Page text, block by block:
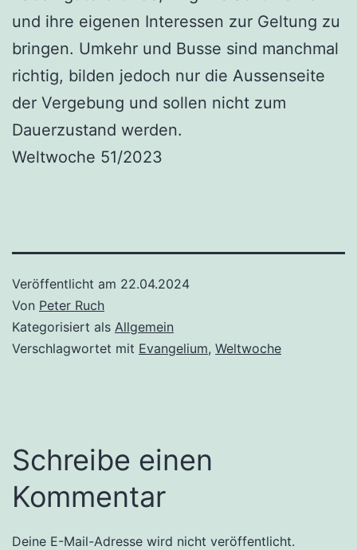
und ihre eigenen Interessen zur Geltung zu
bringen. Umkehr und Busse sind manchmal
richtig, bilden jedoch nur die Aussenseite
der Vergebung und sollen nicht zum
Dauerzustand werden.
Weltwoche 51/2023
Veröffentlicht am 22.04.2024
Von Peter Ruch
Kategorisiert als Allgemein
Verschlagwortet mit Evangelium, Weltwoche
Schreibe einen
Kommentar
Deine E-Mail-Adresse wird nicht veröffentlicht.